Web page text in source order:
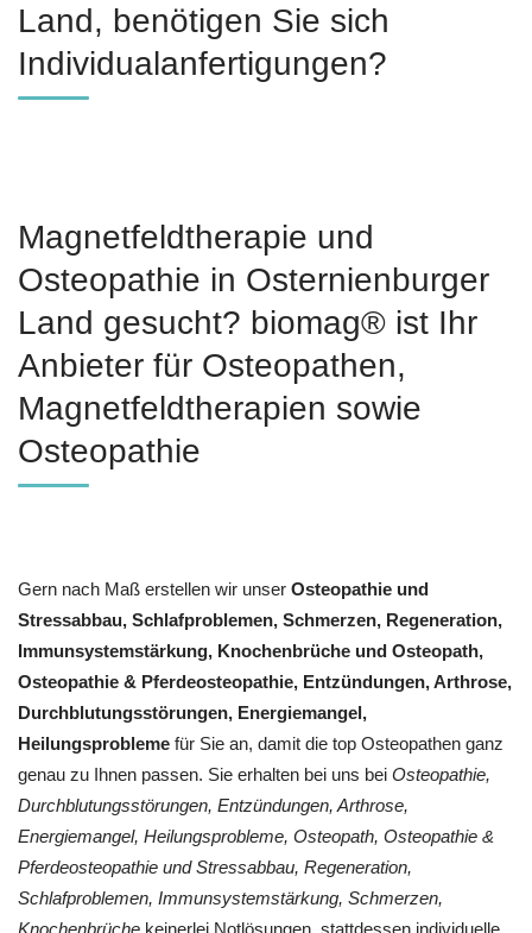
Land, benötigen Sie sich
Individualanfertigungen?
Magnetfeldtherapie und
Osteopathie in Osternienburger
Land gesucht? biomag® ist Ihr
Anbieter für Osteopathen,
Magnetfeldtherapien sowie
Osteopathie
Gern nach Maß erstellen wir unser Osteopathie und
Stressabbau, Schlafproblemen, Schmerzen, Regeneration,
Immunsystemstärkung, Knochenbrüche und Osteopath,
Osteopathie & Pferdeosteopathie, Entzündungen, Arthrose,
Durchblutungsstörungen, Energiemangel,
Heilungsprobleme für Sie an, damit die top Osteopathen ganz
genau zu Ihnen passen. Sie erhalten bei uns bei Osteopathie,
Durchblutungsstörungen, Entzündungen, Arthrose,
Energiemangel, Heilungsprobleme, Osteopath, Osteopathie &
Pferdeosteopathie und Stressabbau, Regeneration,
Schlafproblemen, Immunsystemstärkung, Schmerzen,
Knochenbrüche keinerlei Notlösungen, stattdessen individuelle